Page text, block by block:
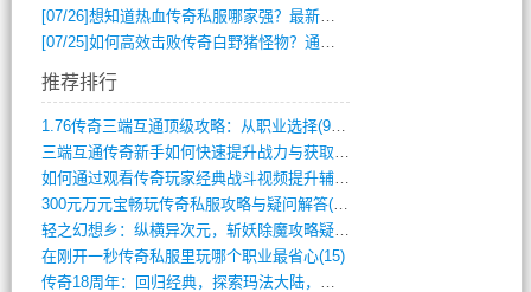
[07/26]想知道热血传奇私服哪家强？最新排行榜攻略全解析
[07/25]如何高效击败传奇白野猪怪物？通关技巧全解析
推荐排行
1.76传奇三端互通顶级攻略：从职业选择(972)
三端互通传奇新手如何快速提升战力与获取稀(379)
如何通过观看传奇玩家经典战斗视频提升辅助(661)
300元万元宝畅玩传奇私服攻略与疑问解答(828)
轻之幻想乡：纵横异次元，斩妖除魔攻略疑云(404)
在刚开一秒传奇私服里玩哪个职业最省心(15)
传奇18周年：回归经典，探索玛法大陆，寻(798)